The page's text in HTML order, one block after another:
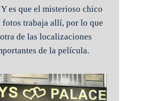
es que el misterioso chico
fotos trabaja allí, por lo que
de las localizaciones
de la película.